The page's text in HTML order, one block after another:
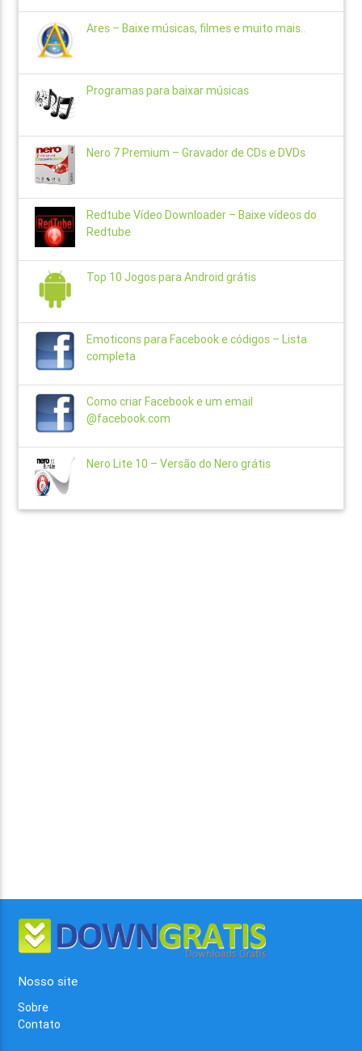
Ares – Baixe músicas, filmes e muito mais..
Programas para baixar músicas
Nero 7 Premium – Gravador de CDs e DVDs
Redtube Vídeo Downloader – Baixe vídeos do
Redtube
Top 10 Jogos para Android grátis
Emoticons para Facebook e códigos – Lista
completa
Como criar Facebook e um email
@facebook.com
Nero Lite 10 – Versão do Nero grátis
Nosso site
Sobre
Contato